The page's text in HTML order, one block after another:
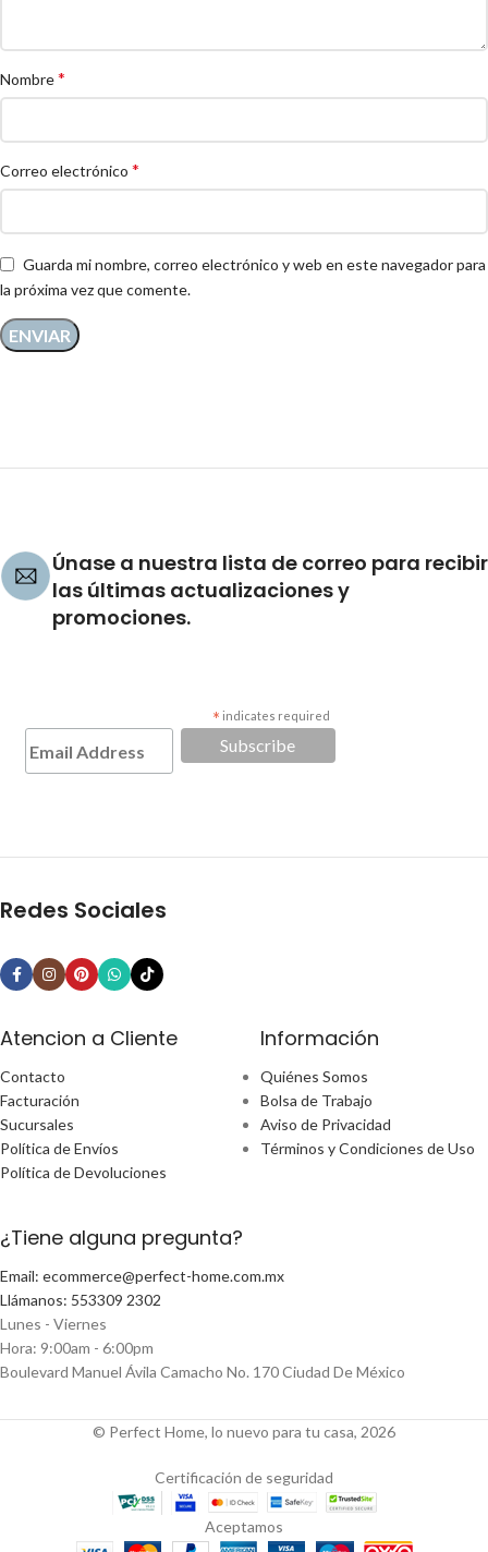
Nombre*
Correo electrónico *
Guarda mi nombre, correo electrónico y web en este navegador para
la próxima vez que comente.
Únase a nuestra lista de correo para recibir
las últimas actualizaciones y
promociones.
* indicates required
Redes Sociales
Atencion a Cliente
Contacto
Facturación
Sucursales
Política de Envíos
Política de Devoluciones
Información
Quiénes Somos
Bolsa de Trabajo
Aviso de Privacidad
Términos y Condiciones de Uso
¿Tiene alguna pregunta?
Email: ecommerce@perfect-home.com.mx
Llámanos: 553309 2302
Lunes - Viernes
Hora: 9:00am - 6:00pm
Boulevard Manuel Ávila Camacho No. 170 Ciudad De México
© Perfect Home, lo nuevo para tu casa, 2026
Certificación de seguridad
Aceptamos